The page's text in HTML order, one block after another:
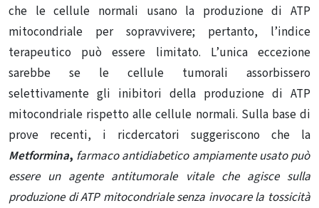
che le cellule normali usano la produzione di ATP
mitocondriale per sopravvivere; pertanto, l’indice
terapeutico può essere limitato. L’unica eccezione
sarebbe se le cellule tumorali assorbissero
selettivamente gli inibitori della produzione di ATP
mitocondriale rispetto alle cellule normali. Sulla base di
prove recenti, i ricdercatori suggeriscono che la
Metformina, farmaco antidiabetico ampiamente usato può
essere un agente antitumorale vitale che agisce sulla
produzione di ATP mitocondriale senza invocare la tossicità